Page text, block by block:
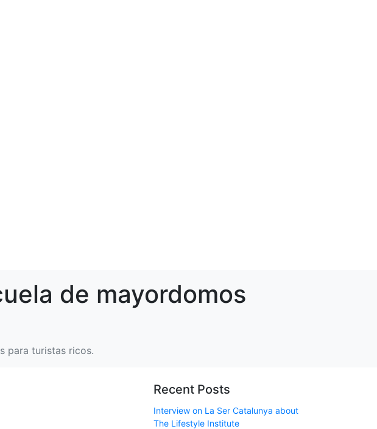
de mayordomos
para turistas ricos.
Recent Posts
Interview on La Ser Catalunya about
The Lifestyle Institute